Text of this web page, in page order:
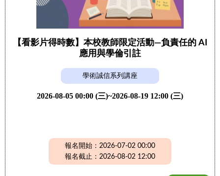
【看影片得時數】本校教師限定活動—負責任的 AI
應用與學倫引註
學術誠信系列講座
2026-08-05 00:00 (三)~2026-08-19 12:00 (三)
報名開始：2026-07-02 00:00
報名截止：2026-08-02 12:00